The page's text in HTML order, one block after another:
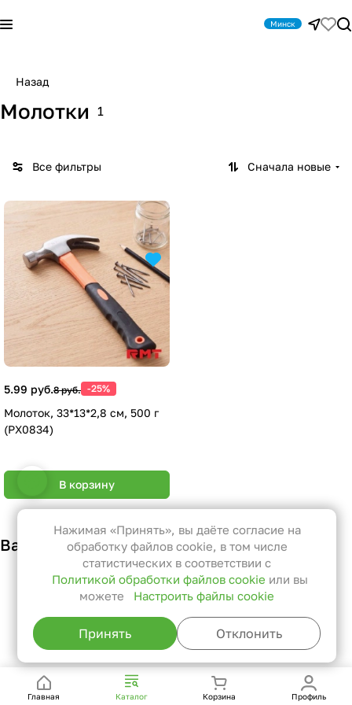
Минск
Назад
Молотки 1
Все фильтры Сначала новые
5.99 руб.8 руб. -25%
Молоток, 33*13*2,8 см, 500 г
(PX0834)
В корзину
Вам также может понравиться
Главная Каталог Корзина Профиль
Настройки файлов cookie
Функциональные
Эти файлы необходимы для
функционирования сайта и не
могут быть отключены в наших
системах. Вы можете настроить
браузер так, чтобы он блокировал
их или уведомлял вас об их
использовании, но в таком случае
сайта не будут работать.
Нажимая «Принять», вы даёте согласие на
обработку файлов cookie, в том числе
статистических в соответствии с
Политикой обработки файлов cookie или вы
можете
Настроить файлы cookie
Принять Отклонить